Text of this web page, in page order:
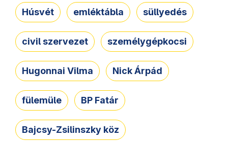
Húsvét emléktábla süllyedés
civil szervezet személygépkocsi
Hugonnai Vilma Nick Árpád
fülemüle BP Fatár
Bajcsy-Zsilinszky köz